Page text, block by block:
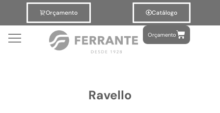
Orçamento Catálogo
Orçamento
Ravello